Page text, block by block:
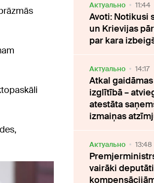
Актуально 11:44
Avoti: Notikusi
un Krievijas
par kara
Актуально 14:17
Atkal
izglītībā –
atestāta
izmaiņas
Актуально 13:48
vairāki